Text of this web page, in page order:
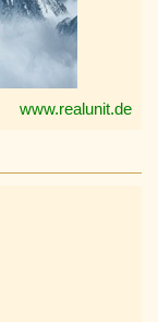
www.realunit.de